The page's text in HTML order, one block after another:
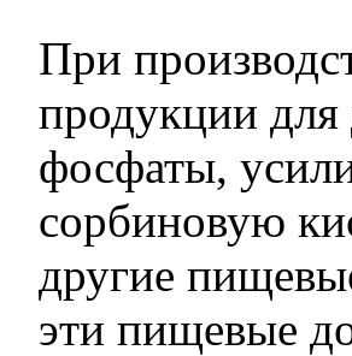
При
продукции для
фосфаты,
сорбиновую
другие
эти пищевые